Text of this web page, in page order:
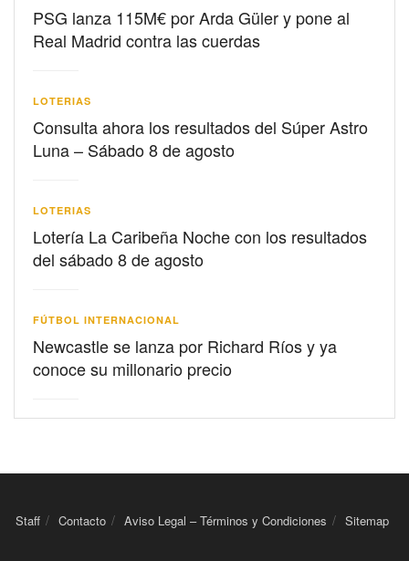
PSG lanza 115M€ por Arda Güler y pone al
Real Madrid contra las cuerdas
LOTERIAS
Consulta ahora los resultados del Súper Astro
Luna – Sábado 8 de agosto
LOTERIAS
Lotería La Caribeña Noche con los resultados
del sábado 8 de agosto
FÚTBOL INTERNACIONAL
Newcastle se lanza por Richard Ríos y ya
conoce su millonario precio
Staff Contacto Aviso Legal – Términos y Condiciones Sitemap